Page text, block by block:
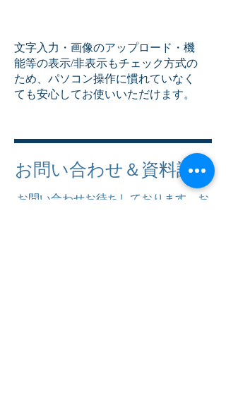
文字入力・画像のアップロード・機
能等の表示/非表示もチェック方式の
ため、パソコン操作に慣れていなく
ても安心してお使いいただけます。
お問い合わせ＆資料請求
お問い合わせお待ちしております。お